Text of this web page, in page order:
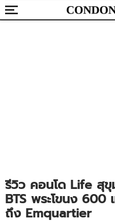
รีวิว คอนโด Life สุ
BTS พระโขนง 600
ถึง Emquartier